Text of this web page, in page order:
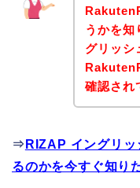
うかを
グリッシ
確認され
⇒ RIZAP イングリ
るのかを今すぐ知り